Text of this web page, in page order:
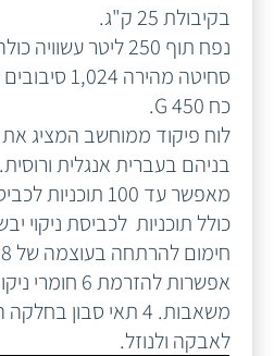
בקיבולת 25 ק"ג.
נפח תוף 250 ליטר
סחיטה מהירה 1,024 סיבובים לדקה.
כח 450 G.
בניהם בעברית אנגלית ורוסית.
מאפשר עד 100 תוכניות לכביסה.
כולל תוכניות לכביסת ניקוי
חימום להרתחה בעוצמה של 18 קילוואט.
אפשרות
משאבות. 4 תאי סבון
לאבקה ולנוזל.